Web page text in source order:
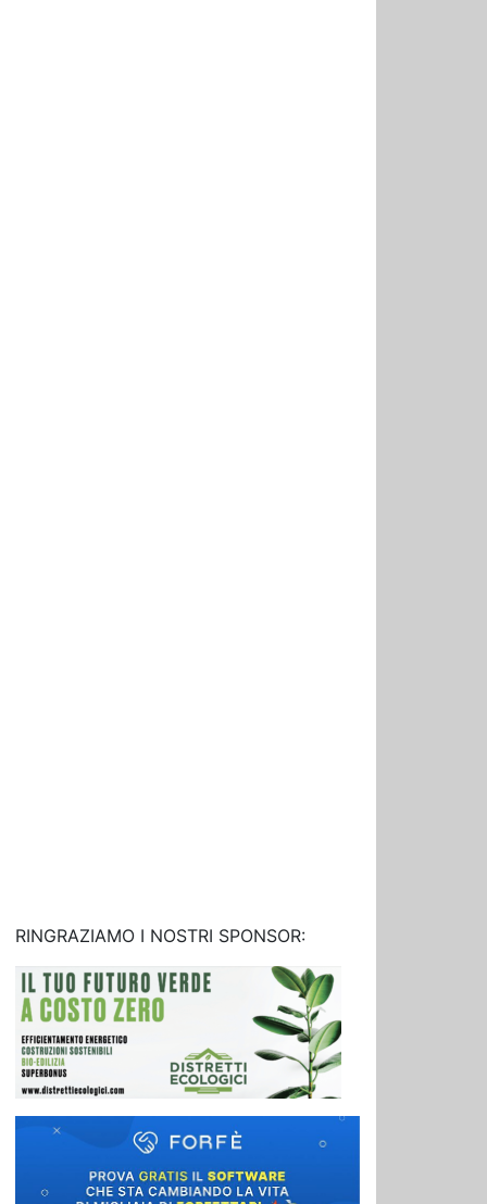
RINGRAZIAMO I NOSTRI SPONSOR: